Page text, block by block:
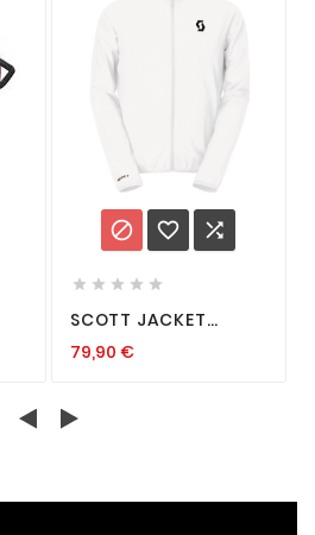
  
    
SCOTT JACKET
WHITE
79,90 €